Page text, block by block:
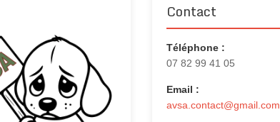
Contact
Téléphone :
07 82 99 41 05
Email :
avsa.contact@gmail.com